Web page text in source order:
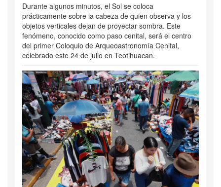
Durante algunos minutos, el Sol se coloca
prácticamente sobre la cabeza de quien observa y los
objetos verticales dejan de proyectar sombra. Este
fenómeno, conocido como paso cenital, será el centro
del primer Coloquio de Arqueoastronomía Cenital,
celebrado este 24 de julio en Teotihuacan.